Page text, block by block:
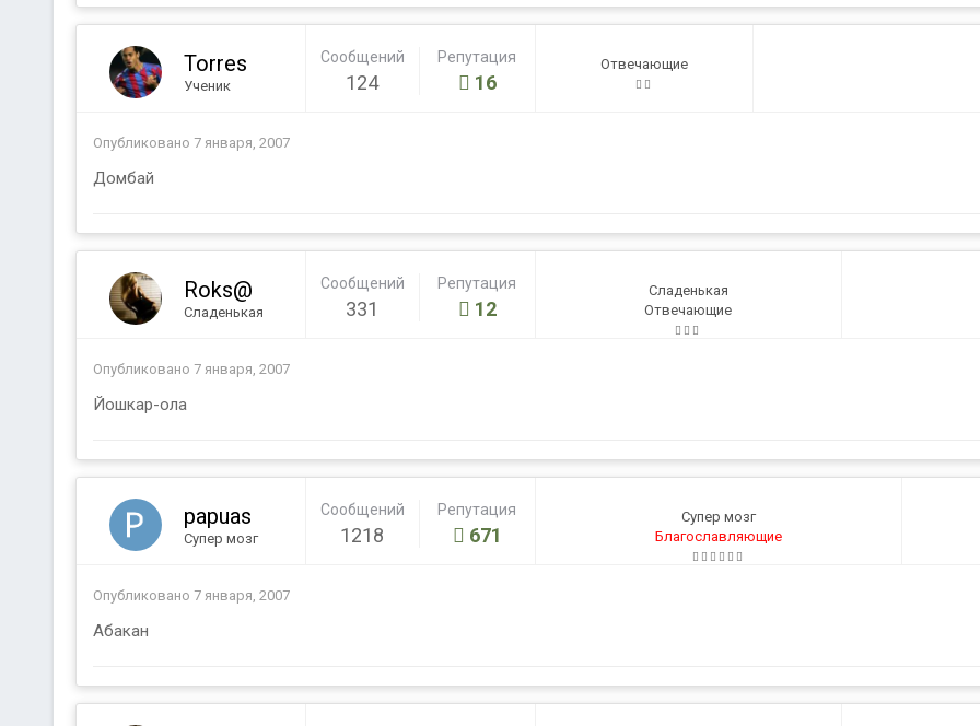
Torres
Ученик
Сообщений
124
Репутация
16
Отвечающие
Опубликовано 7 января, 2007
Домбай
Roks@
Сладенькая
Сообщений
331
Репутация
12
Сладенькая
Отвечающие
Опубликовано 7 января, 2007
Йошкар-ола
papuas
Супер мозг
Сообщений
1218
Репутация
671
Супер мозг
Благославляющие
Опубликовано 7 января, 2007
Абакан